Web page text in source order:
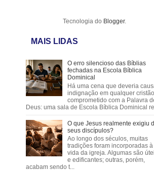
Tecnologia do Blogger.
MAIS LIDAS
O erro silencioso das Bíblias
fechadas na Escola Bíblica
Dominical
Há uma cena que deveria
indignação em qualquer cristão
comprometido com a Palavra
Deus: uma sala de Escola Bíblica Dominical
O que Jesus realmente exigiu
seus discípulos?
Ao longo dos séculos, muitas
tradições foram incorporadas à
vida da igreja. Algumas são
e edificantes; outras, porém,
acabam sendo t...